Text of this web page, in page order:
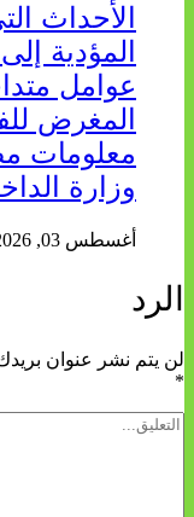
الأحداث
المؤدية
عوامل
المغرض
معلومات
وزارة
أغسطس 03, 2026
الرد
لن يتم نشر عنوان
*